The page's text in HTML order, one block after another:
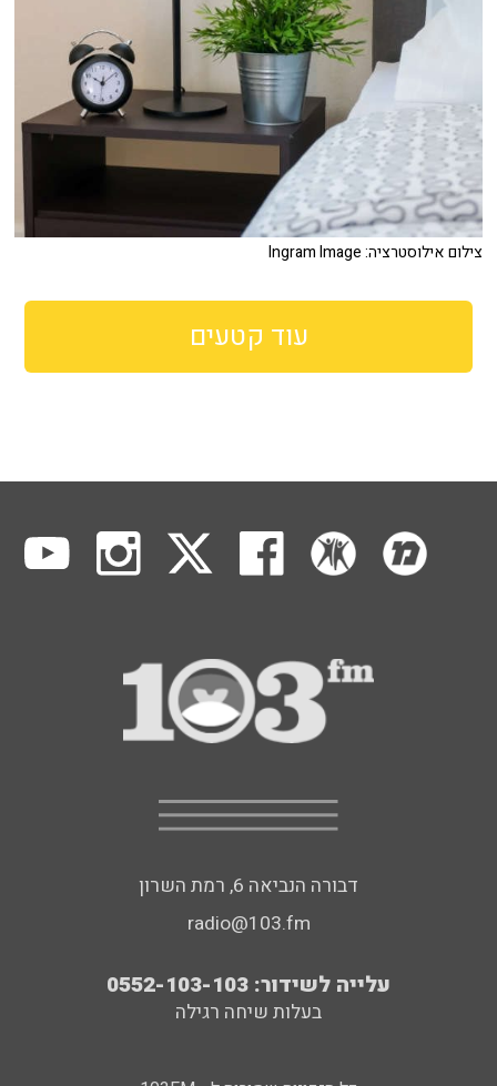
צילום אילוסטרציה: Ingram Image
עוד קטעים
דבורה הנביאה 6, רמת השרון
radio@103.fm
עלייה לשידור: 0552-103-103
בעלות שיחה רגילה